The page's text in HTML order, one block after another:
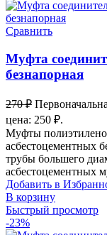
Сравнить
Муфта
безнапорная
270₽
цена: 250 ₽.
Муфты
асбестоцементных
трубы большего
асбестоцементных
Добавить в
В корзину
Быстрый просмотр
-23%